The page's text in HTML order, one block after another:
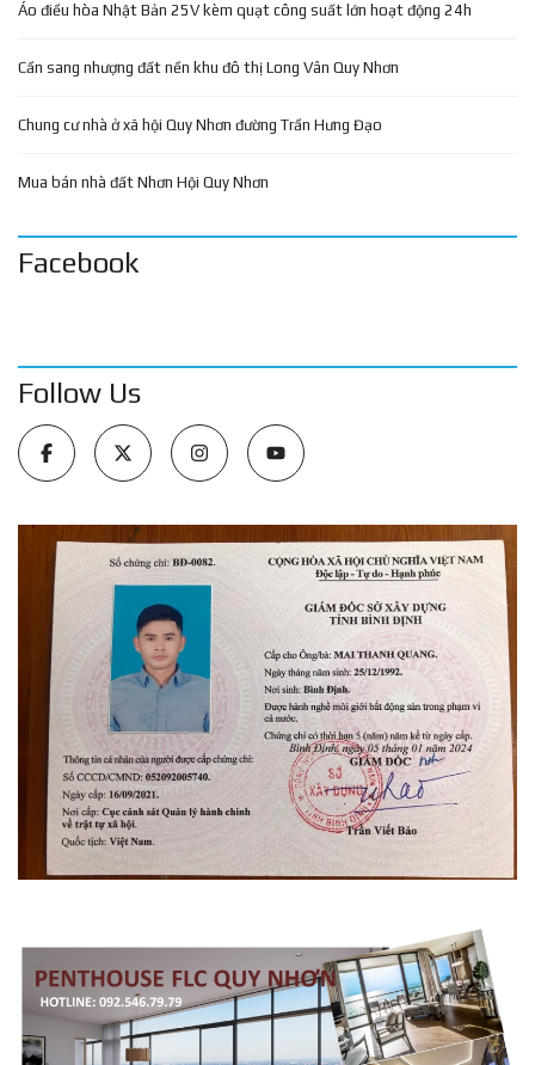
Áo điều hòa Nhật Bản 25V kèm quạt công suất lớn hoạt động 24h
Cần sang nhượng đất nền khu đô thị Long Vân Quy Nhơn
Chung cư nhà ở xã hội Quy Nhơn đường Trần Hưng Đạo
Mua bán nhà đất Nhơn Hội Quy Nhơn
Facebook
Follow Us